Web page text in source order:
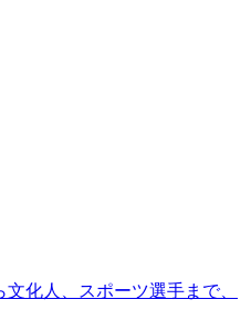
化人、スポーツ選手まで、